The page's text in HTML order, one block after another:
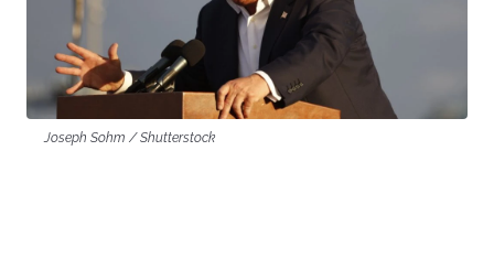
Joseph Sohm / Shutterstock